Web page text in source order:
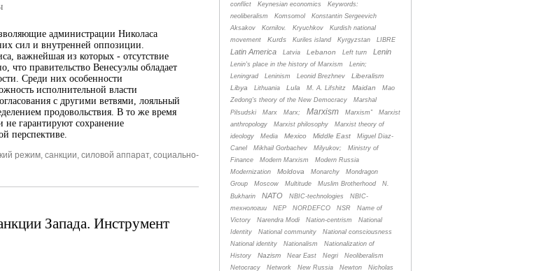
администрации Николаса
сил и внутренней оппозиции.
важнейшая из которых - отсутствие
что правительство Венесуэлы обладает
Среди них особенности
исполнительной власти
с другими ветвями, лояльный
продовольствия. В то же время
гарантируют сохранение
перспективе.
режим, санкции, силовой аппарат, социально-
Запада. Инструмент
conflict
Keynesian economics
Keywords:
neoliberalism
Komsomol
Konstantin Sergeevich
Aksakov
Kornilov. Kryuchkov
Kurdish national
movement
Kurds Kuriles island Kyrgyzstan LIBRE
Latin America Latvia Lebanon Left turn Lenin
Lenin's place in the history of Marxism
Lenin;
Leningrad
Leninism Leonid Brezhnev
Liberalism
Libya
Lithuania Lula M. A. Lifshitz Maidan
Mao
Zedong's theory of the New Democracy
Marshal
Pilsudski
Marx Marx; Marxism Marxism”
Marxist
anthropology
Marxist philosophy
Marxist theory of
ideology
Media Mexico Middle East
Miguel Diaz-
Canel
Mikhail Gorbachev Milyukov;
Ministry of
Finance
Modern Marxism
Modern Russia
Modernization
Moldova Monarchy
Mondragon
Group
Moscow Multitude Muslim Brotherhood
N.
Bukharin
NATO NBIC-technologies
NBIC-
технологии
NEP NORDEFCO NSR
Name of
Victory
Narendra Modi Nation-centrism
National
Identity
National community
National consciousness
National identity
Nationalism
Nationalization of
History
Nazism Near East Negri
Neoliberalism
Netocracy
Network New Russia Newton
Nicholas